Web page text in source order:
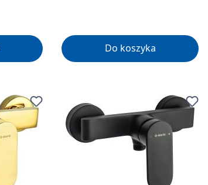
Do koszyka